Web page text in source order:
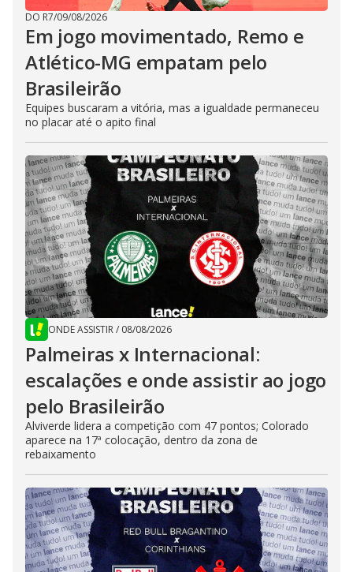
DO R7/09/08/2026
Em jogo movimentado, Remo e
Atlético-MG empatam pelo
Brasileirão
Equipes buscaram a vitória, mas a igualdade permaneceu
no placar até o apito final
ONDE ASSISTIR/ 08/08/2026
Palmeiras x Internacional:
escalações e onde assistir ao jogo
pelo Brasileirão
Alviverde lidera a competição com 47 pontos; Colorado
aparece na 17ª colocação, dentro da zona de
rebaixamento